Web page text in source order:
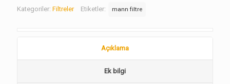
Kategoriler: Filtreler Etiketler: mann filtre
Açıklama
Ek bilgi